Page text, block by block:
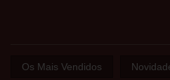
Os Mais Vendidos